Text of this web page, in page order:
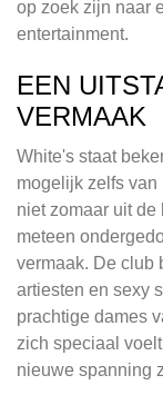
op zoek zijn naar
entertainment.
EEN
VERMAAK
White's staat
mogelijk zelfs
niet zomaar uit
meteen
vermaak. De club
artiesten en sexy
prachtige dames
zich speciaal
nieuwe spanning